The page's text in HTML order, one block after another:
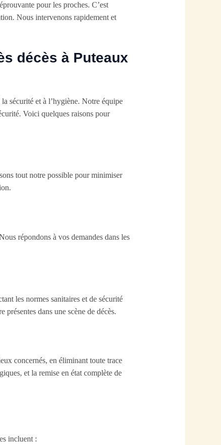
pour les proches. C’est
Nous intervenons rapidement et
décès à Puteaux
sécurité et à l’hygiène. Notre équipe
Voici quelques raisons pour
tout notre possible pour minimiser
répondons à vos demandes dans les
les normes sanitaires et de sécurité
dans une scène de décès.
concernés, en éliminant toute trace
et la remise en état complète de
incluent :